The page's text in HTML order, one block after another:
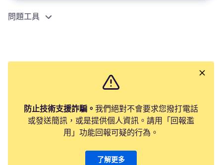
問題工具
防止技術支援詐騙。 我們絕對不會要求您撥打電話
或發送簡訊，或是提供個人資訊。請用「回報濫
用」功能回報可疑的行為。
了解更多